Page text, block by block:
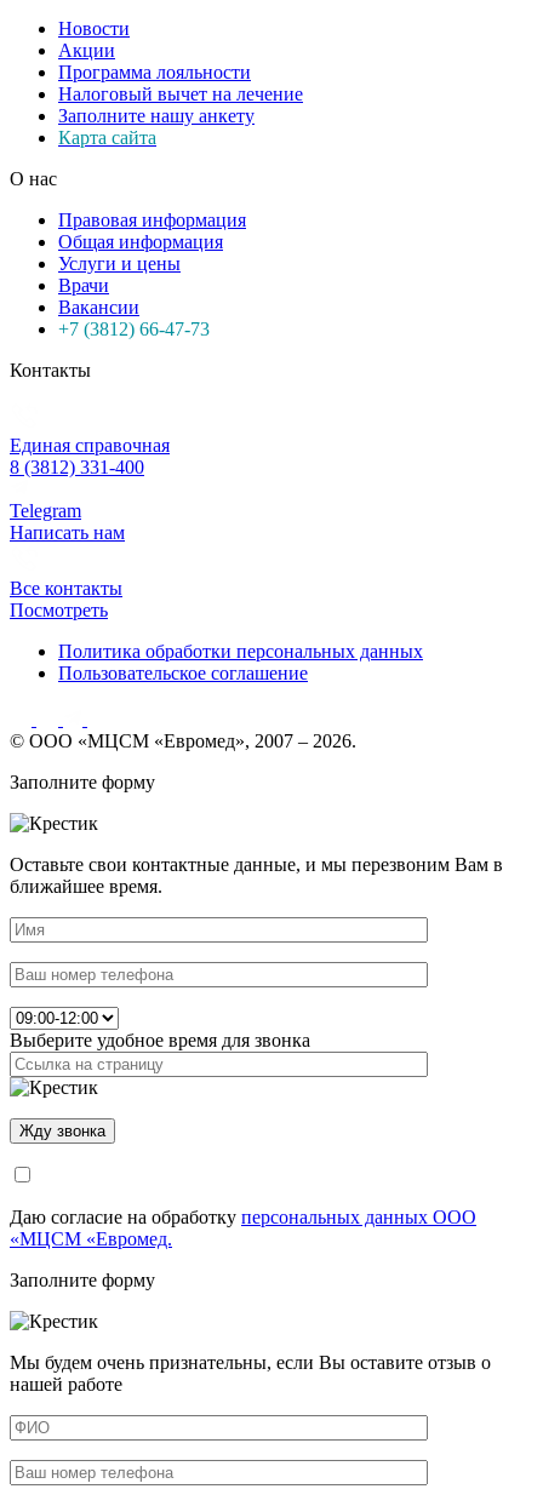
Новости
Акции
Программа лояльности
Налоговый вычет на лечение
Заполните нашу анкету
Карта сайта
О нас
Правовая информация
Общая информация
Услуги и цены
Врачи
Вакансии
+7 (3812) 66-47-73
Контакты
Единая справочная
8 (3812) 331-400
Telegram
Написать нам
Все контакты
Посмотреть
Политика обработки персональных данных
Пользовательское соглашение
© ООО «МЦСМ «Евромед», 2007 – 2026.
Заполните форму
Оставьте свои контактные данные, и мы перезвоним Вам в
ближайшее время.
Выберите удобное время для звонка
Даю согласие на обработку персональных данных ООО
«МЦСМ «Евромед.
Заполните форму
Мы будем очень признательны, если Вы оставите отзыв о
нашей работе